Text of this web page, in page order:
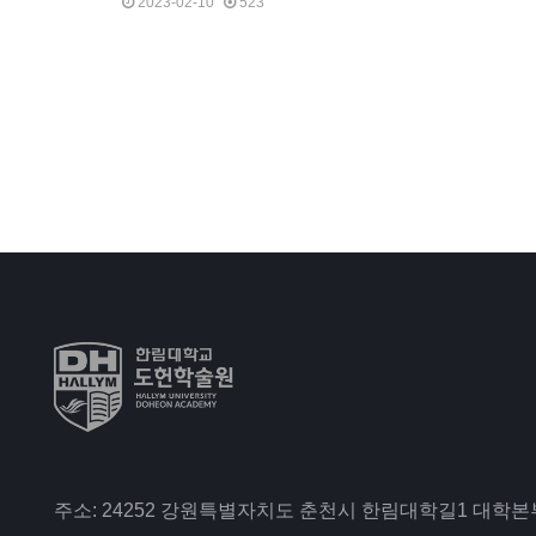
주소: 24252 강원특별자치도 춘천시 한림대학길1 대학본